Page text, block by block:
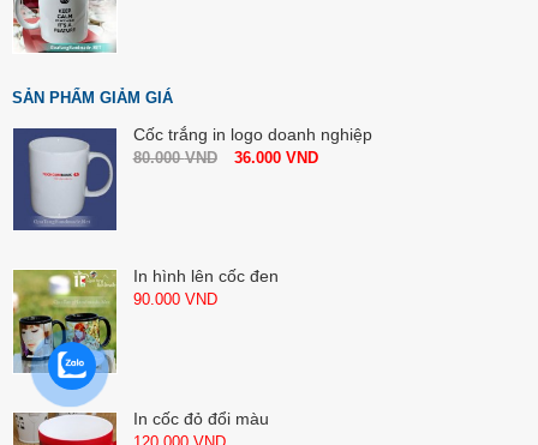
SẢN PHẨM GIẢM GIÁ
Cốc trắng in logo doanh nghiệp
80.000VND 36.000 VND
In hình lên cốc đen
90.000 VND
In cốc đỏ đổi màu